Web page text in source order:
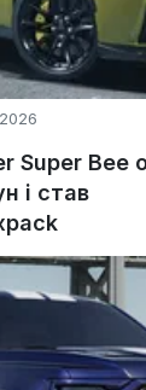
Super Bee
і став